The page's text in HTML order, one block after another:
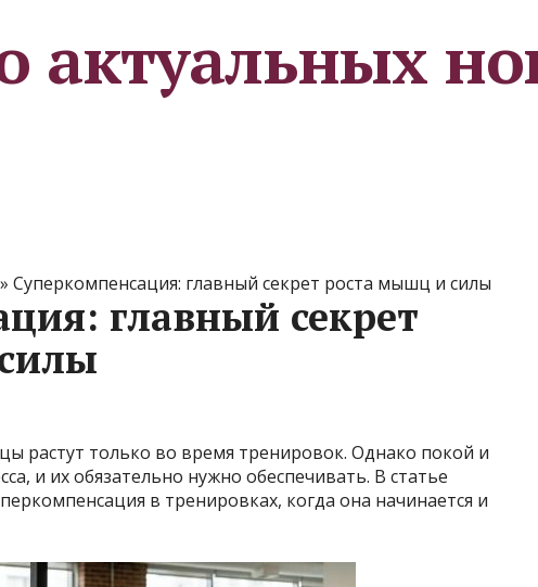
актуальных
» Суперкомпенсация: главный секрет роста мышц и силы
главный секрет
растут только во время тренировок. Однако покой и
и их обязательно нужно обеспечивать. В статье
в тренировках, когда она начинается и